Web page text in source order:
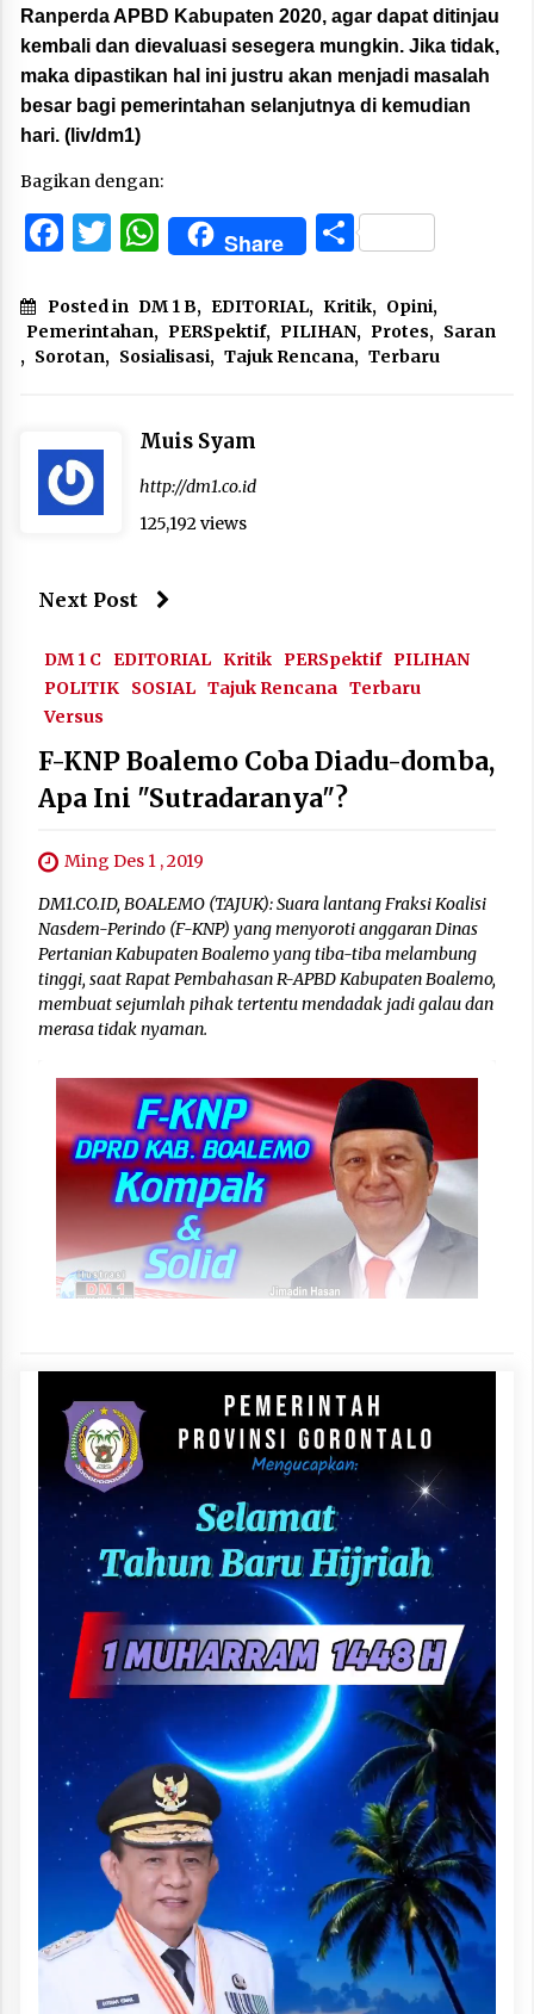
Ranperda APBD Kabupaten 2020, agar dapat ditinjau
kembali dan dievaluasi sesegera mungkin. Jika tidak,
maka dipastikan hal ini justru akan menjadi masalah
besar bagi pemerintahan selanjutnya di kemudian
hari. (liv/dm1)
Bagikan dengan:
Facebook
Twitter
WhatsApp
Share Share
Posted in DM 1 B, EDITORIAL, Kritik, Opini,
Pemerintahan, PERSpektif, PILIHAN, Protes, Saran
, Sorotan, Sosialisasi, Tajuk Rencana, Terbaru
Muis Syam
http://dm1.co.id
125,192 views
Next Post
DM 1 C EDITORIAL Kritik PERSpektif PILIHAN
POLITIK
SOSIAL Tajuk Rencana Terbaru
Versus
F-KNP Boalemo Coba Diadu-domba,
Apa Ini "Sutradaranya"?
Ming Des 1 , 2019
DM1.CO.ID, BOALEMO (TAJUK): Suara lantang Fraksi Koalisi
Nasdem-Perindo (F-KNP) yang menyoroti anggaran Dinas
Pertanian Kabupaten Boalemo yang tiba-tiba melambung
tinggi, saat Rapat Pembahasan R-APBD Kabupaten Boalemo,
membuat sejumlah pihak tertentu mendadak jadi galau dan
merasa tidak nyaman.